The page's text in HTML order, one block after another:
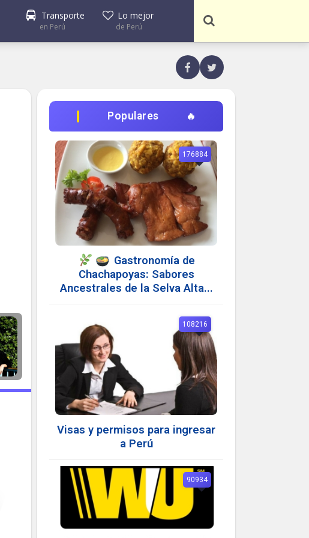
Transporte
en Perú
Lo mejor
de Perú
Populares
Gastronomía de
Chachapoyas: Sabores
Ancestrales de la Selva Alta...
176884
Visas y permisos para ingresar
a Perú
108216
90934